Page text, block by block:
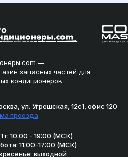
—
запасных частей для
кондиционеров
ул. Угрешская, 12с1, офис 120
проезда
10:00 - 19:00 (МСК)
11:00-17:00 (МСК)
выходной